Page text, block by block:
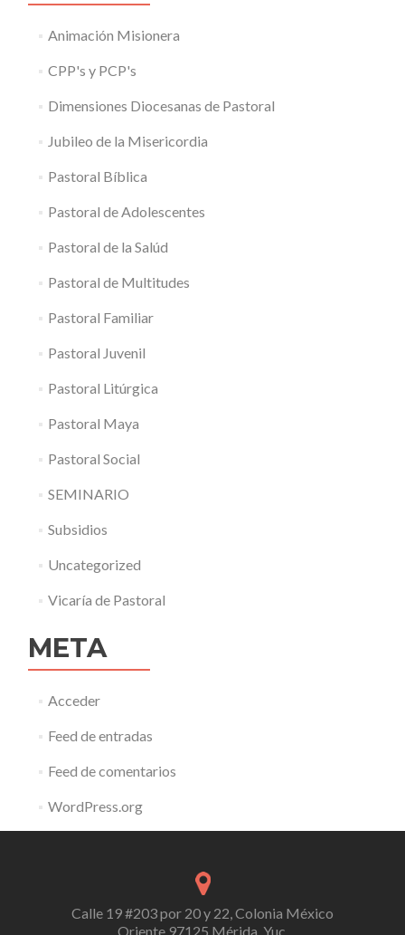
Animación Misionera
CPP's y PCP's
Dimensiones Diocesanas de Pastoral
Jubileo de la Misericordia
Pastoral Bíblica
Pastoral de Adolescentes
Pastoral de la Salúd
Pastoral de Multitudes
Pastoral Familiar
Pastoral Juvenil
Pastoral Litúrgica
Pastoral Maya
Pastoral Social
SEMINARIO
Subsidios
Uncategorized
Vicaría de Pastoral
META
Acceder
Feed de entradas
Feed de comentarios
WordPress.org
Calle 19 #203 por 20 y 22, Colonia México
Oriente,97125 Mérida, Yuc.